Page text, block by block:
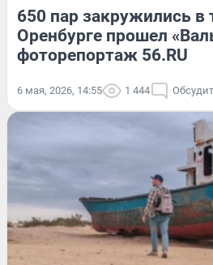
650 пар закружились в
Оренбурге прошел
фоторепортаж 56.RU
6 мая, 2026, 14:55 1 444